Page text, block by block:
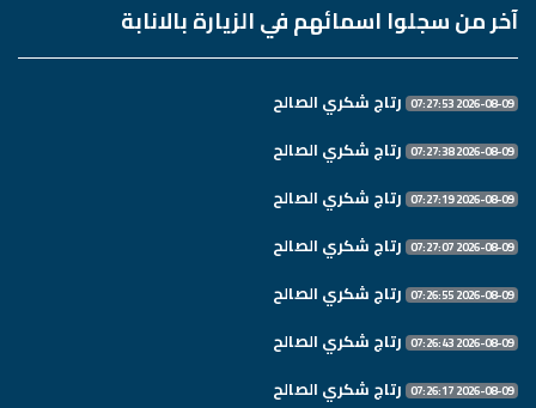
آخر من سجلوا اسمائهم في الزيارة بالانابة
2026-08-09 07:27:53 رتاج شكري الصالح
2026-08-09 07:27:38 رتاج شكري الصالح
2026-08-09 07:27:19 رتاج شكري الصالح
2026-08-09 07:27:07 رتاج شكري الصالح
2026-08-09 07:26:55 رتاج شكري الصالح
2026-08-09 07:26:43 رتاج شكري الصالح
2026-08-09 07:26:17 رتاج شكري الصالح